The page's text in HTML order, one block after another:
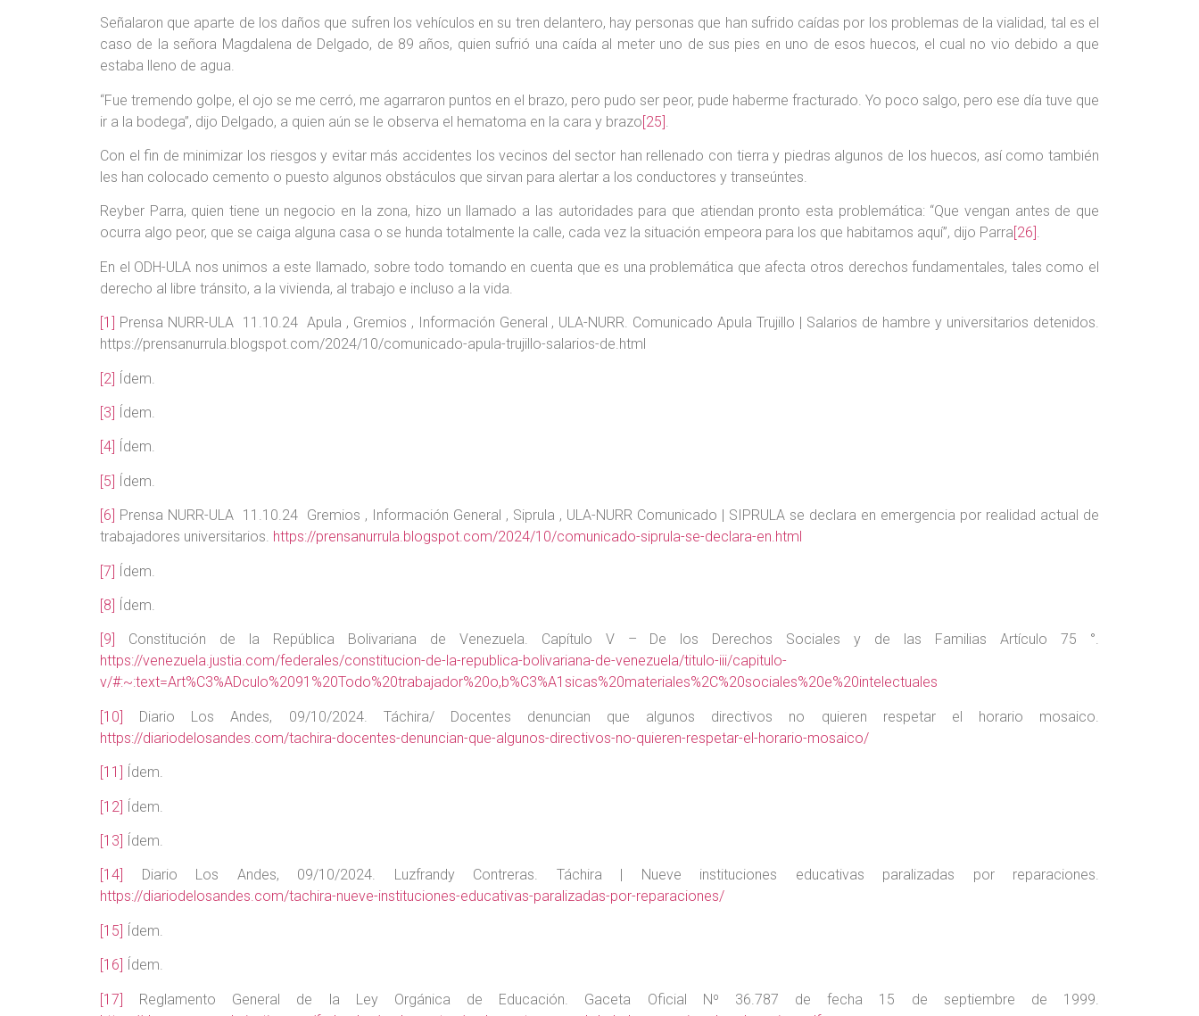
Señalaron que aparte de los daños que sufren los vehículos en su tren delantero, hay personas que han sufrido caídas por los problemas de la vialidad, tal es el
caso de la señora Magdalena de Delgado, de 89 años, quien sufrió una caída al meter uno de sus pies en uno de esos huecos, el cual no vio debido a que
estaba lleno de agua.
“Fue tremendo golpe, el ojo se me cerró, me agarraron puntos en el brazo, pero pudo ser peor, pude haberme fracturado. Yo poco salgo, pero ese día tuve que
ir a la bodega”, dijo Delgado, a quien aún se le observa el hematoma en la cara y brazo[25]
Con el fin de minimizar los riesgos y evitar más accidentes los vecinos del sector han rellenado con tierra y piedras algunos de los huecos, así como también
les han colocado cemento o puesto algunos obstáculos que sirvan para alertar a los conductores y transeúntes.
Reyber Parra, quien tiene un negocio en la zona, hizo un llamado a las autoridades para que atiendan pronto esta problemática: “Que vengan antes de que
ocurra algo peor, que se caiga alguna casa o se hunda totalmente la calle, cada vez la situación empeora para los que habitamos aquí”, dijo Parra [26] .
En el ODH-ULA nos unimos a este llamado, sobre todo tomando en cuenta que es una problemática que afecta otros derechos fundamentales, tales como el
derecho al libre tránsito, a la vivienda, al trabajo e incluso a la vida.
[1]
Prensa NURR-ULA 11.10.24 Apula , Gremios , Información General , ULA-NURR. Comunicado Apula Trujillo | Salarios de hambre y universitarios detenidos.
https://prensanurrula.blogspot.com/2024/10/comunicado-apula-trujillo-salarios-de.html
[2] Ídem.
[3] Ídem.
[4] Ídem.
[5] Ídem.
[6]
Prensa NURR-ULA 11.10.24 Gremios , Información General , Siprula , ULA-NURR Comunicado | SIPRULA se declara en emergencia por realidad actual de
trabajadores universitarios. https://prensanurrula.blogspot.com/2024/10/comunicado-siprula-se-declara-en.html
[7] Ídem.
[8] Ídem.
[9]
Constitución de la República Bolivariana de Venezuela. Capítulo V – De los Derechos Sociales y de las Familias Artículo 75 °.
https://venezuela.justia.com/federales/constitucion-de-la-republica-bolivariana-de-venezuela/titulo-iii/capitulo-
v/#:~:text=Art%C3%ADculo%2091%20Todo%20trabajador%20o,b%C3%A1sicas%20materiales%2C%20sociales%20e%20intelectuales
[10]
Diario Los Andes, 09/10/2024. Táchira/ Docentes denuncian que algunos directivos no quieren respetar el horario mosaico.
https://diariodelosandes.com/tachira-docentes-denuncian-que-algunos-directivos-no-quieren-respetar-el-horario-mosaico/
[11] Ídem.
[12] Ídem.
[13] Ídem.
[14]
Diario Los Andes, 09/10/2024. Luzfrandy Contreras. Táchira | Nueve instituciones educativas paralizadas por reparaciones.
https://diariodelosandes.com/tachira-nueve-instituciones-educativas-paralizadas-por-reparaciones/
[15] Ídem.
[16] Ídem.
[17]
Reglamento General de la Ley Orgánica de Educación. Gaceta Oficial Nº 36.787 de fecha 15 de septiembre de 1999.